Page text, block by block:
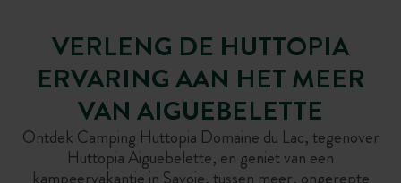
VERLENG DE HUTTOPIA
ERVARING AAN HET MEER
VAN AIGUEBELETTE
Ontdek Camping Huttopia Domaine du Lac, tegenover
Huttopia Aiguebelette, en geniet van een
kampeervakantie in Savoie, tussen meer, ongerepte